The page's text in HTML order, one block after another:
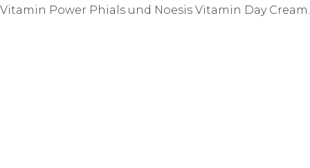
Vitamin Power Phials und Noesis Vitamin Day Cream.